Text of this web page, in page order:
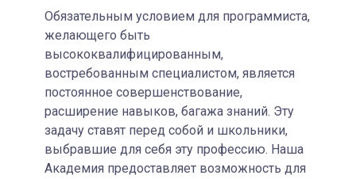
Обязательным условием для программиста,
желающего быть
высококвалифицированным,
востребованным специалистом, является
постоянное совершенствование,
расширение навыков, багажа знаний. Эту
задачу ставят перед собой и школьники,
выбравшие для себя эту профессию. Наша
Академия предоставляет возможность для